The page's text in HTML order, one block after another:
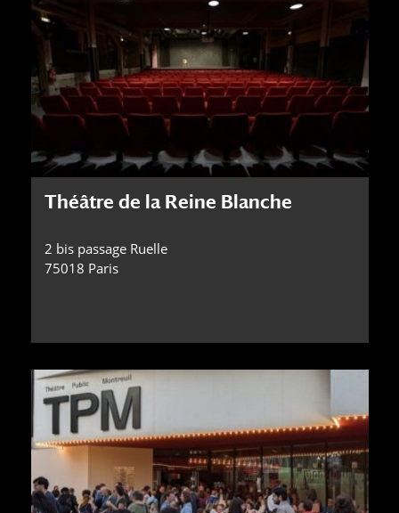
Théâtre de la Reine Blanche
2 bis passage Ruelle
75018 Paris